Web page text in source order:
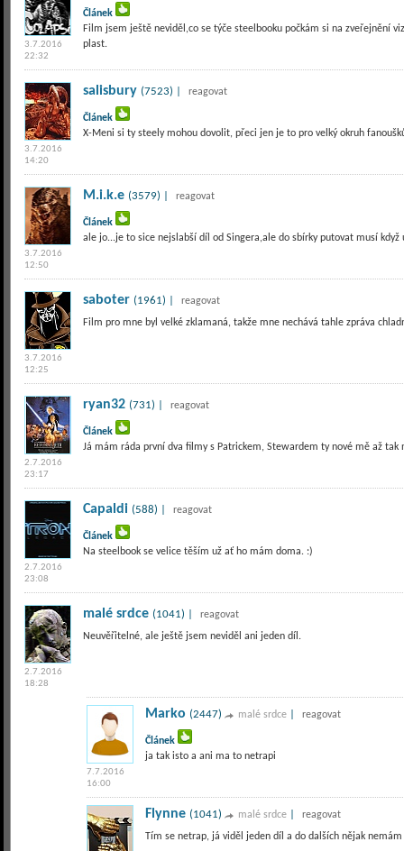
3.7.2016
22:32
Článek
Film jsem ještě neviděl,co se týče steelbooku počkám si na zveřejnění
plast.
3.7.2016
14:20
salisbury (7523) | reagovat
Článek
X-Meni si ty steely mohou dovolit, přeci jen je to pro velký okruh
3.7.2016
12:50
M.i.k.e (3579) | reagovat
Článek
ale jo...je to sice nejslabší díl od Singera,ale do sbírky putovat musí
3.7.2016
12:25
saboter (1961) |
reagovat
Film pro mne byl velké zklamaná, takže mne nechává tahle zpráva
2.7.2016
23:17
ryan32 (731) | reagovat
Článek
Já mám ráda první dva filmy s Patrickem, Stewardem ty nové mě až tak
2.7.2016
23:08
Capaldi (588) | reagovat
Článek
Na steelbook se velice těším už ať ho mám doma. :)
2.7.2016
18:28
malé srdce (1041) |
reagovat
Neuvěřitelné, ale ještě jsem neviděl ani jeden díl.
7.7.2016
16:00
Marko (2447) malé srdce reagovat
Článek
ja tak isto a ani ma to netrapi
Flynne (1041) malé srdce
reagovat
Tím se netrap, já viděl jeden díl a do dalších nějak nemám